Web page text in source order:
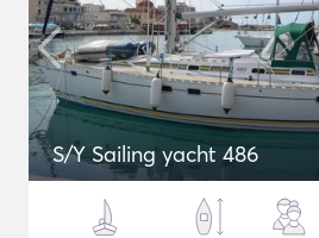
S/Y Sailing yacht 486